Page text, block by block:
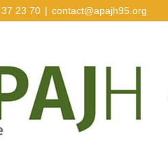
23 70 | contact@apajh95.org